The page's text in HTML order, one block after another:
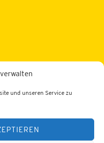
und unseren Service zu